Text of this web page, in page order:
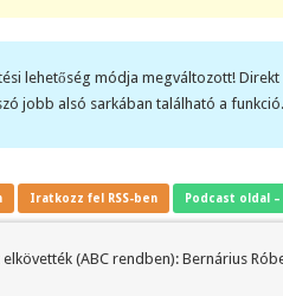
lehetőség módja megváltozott!
jobb alsó sarkában található a
Iratkozz fel RSS-ben Podcast oldal –
elkövették (ABC rendben): Bernárius